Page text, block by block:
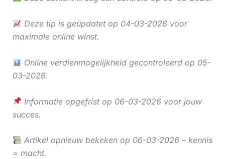
Deze tip is geüpdatet op 04-03-2026 voor
maximale online winst.
Online verdienmogelijkheid gecontroleerd op 05-
03-2026.
Informatie opgefrist op 06-03-2026 voor jouw
succes.
Artikel opnieuw bekeken op 06-03-2026 – kennis
= macht.